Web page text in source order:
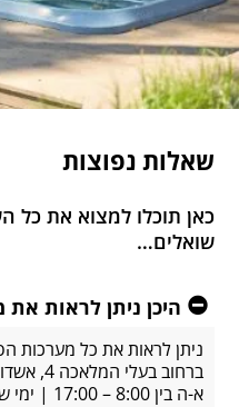
שאלות נפוצות
כאן תוכלו למצוא את כל
שואלים…
היכן ניתן לראות
ניתן לראות את כל מערכות
ברחוב
א-ה בין 8:00 – 17:00 | ימי שישי 8:00 – 12:00